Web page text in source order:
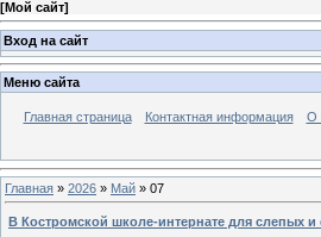
[Мой сайт]
Вход на сайт
Меню сайта
Главная страница Контактная информация О
Главная » 2026 » Май » 07
В Костромской школе-интернате для слепых